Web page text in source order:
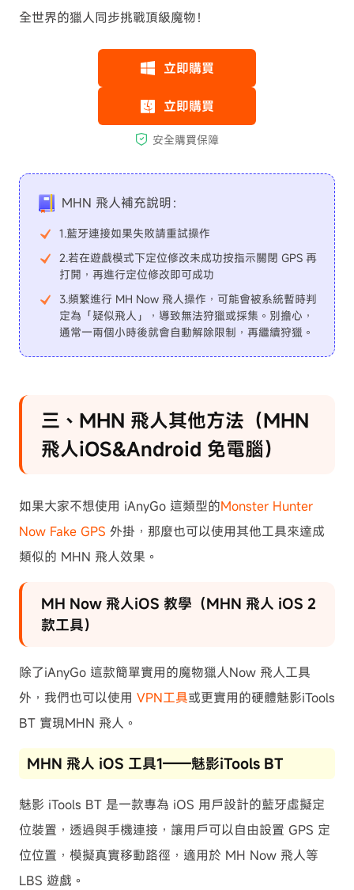
全世界的獵人同步挑戰頂級魔物！
MHN 飛人補充說明：
1.藍牙連接如果失敗請重試操作
2.若在遊戲模式下定位修改未成功按指示關閉 GPS 再
打開，再進行定位修改即可成功
3.頻繁進行 MH Now 飛人操作，可能會被系統暫時判
定為「疑似飛人」，導致無法狩獵或採集。別擔心，
通常一兩個小時後就會自動解除限制，再繼續狩獵。
三、MHN 飛人其他方法（MHN
飛人iOS&Android 免電腦）
如果大家不想使用 iAnyGo 這類型的Monster Hunter
Now Fake GPS 外掛，那麼也可以使用其他工具來達成
類似的 MHN 飛人效果。
MH Now 飛人iOS 教學（MHN 飛人 iOS 2
款工具）
除了iAnyGo 這款簡單實用的魔物獵人Now 飛人工具
外，我們也可以使用 VPN工具或更實用的硬體魅影iTools
BT 實現MHN 飛人。
MHN 飛人 iOS 工具1——魅影iTools BT
魅影 iTools BT 是一款專為 iOS 用戶設計的藍牙虛擬定
位裝置，透過與手機連接，讓用戶可以自由設置 GPS 定
位位置，模擬真實移動路徑，適用於 MH Now 飛人等
LBS 遊戲。